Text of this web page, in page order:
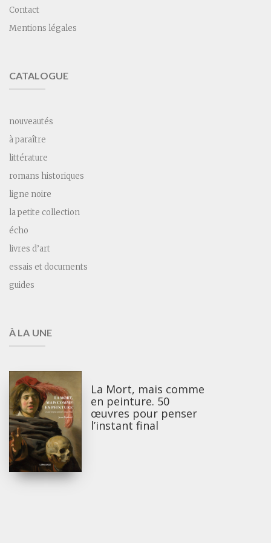
Contact
Mentions légales
CATALOGUE
nouveautés
à paraître
littérature
romans historiques
ligne noire
la petite collection
écho
livres d’art
essais et documents
guides
À LA UNE
La Mort, mais comme
en peinture. 50
œuvres pour penser
l’instant final